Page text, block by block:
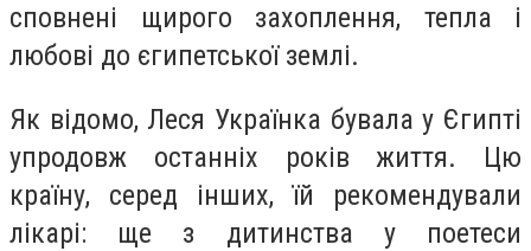
сповнені щирого захоплення, тепла і
любові до єгипетської землі.
Як відомо, Леся Українка бувала у Єгипті
упродовж останніх років життя. Цю
країну, серед інших, їй рекомендували
лікарі: ще з дитинства у поетеси